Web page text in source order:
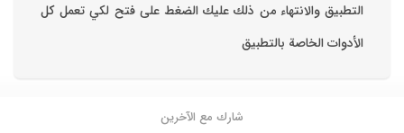
التطبيق والانتهاء من ذلك عليك الضغط على فتح لكي تعمل كل
الأدوات الخاصة بالتطبيق
شارك مع الآخرين